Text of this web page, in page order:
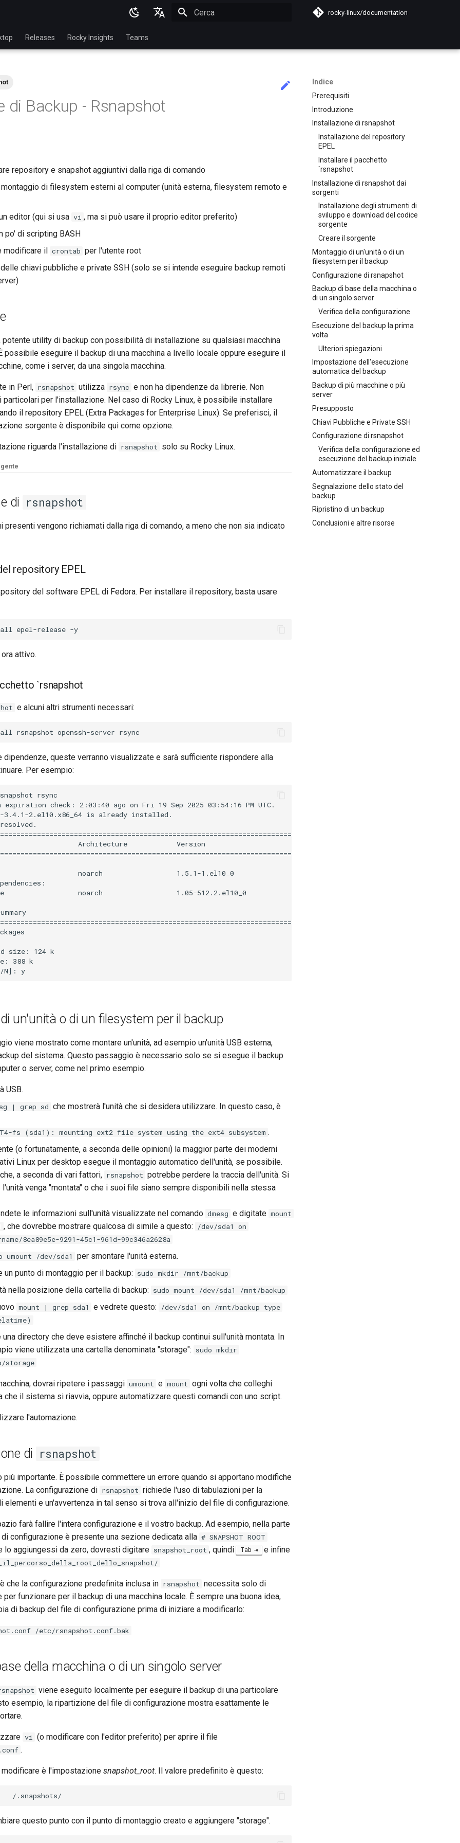
English
Español
한국어
简体中文
rocky-linux/documentation
Releases Rocky Insights Teams
Indice
Prerequisiti
Introduzione
Installazione di rsnapshot
Installazione del repository
EPEL
Installare il pacchetto
`rsnapshot
Installazione di rsnapshot dai
sorgenti
Installazione degli strumenti di
sviluppo e download del codice
sorgente
Creare il sorgente
Montaggio di un'unità o di un
filesystem per il backup
Configurazione di rsnapshot
Backup di base della macchina o
di un singolo server
Verifica della configurazione
Esecuzione del backup la prima
volta
Ulteriori spiegazioni
Impostazione dell'esecuzione
automatica del backup
Backup di più macchine o più
server
Presupposto
Chiavi Pubbliche e Private SSH
Configurazione di rsnapshot
Verifica della configurazione ed
esecuzione del backup iniziale
Automatizzare il backup
Segnalazione dello stato del
backup
Ripristino di un backup
Conclusioni e altre risorse
di Backup - Rsnapshot
repository e snapshot aggiuntivi dalla riga di comando
di filesystem esterni al computer (unità esterna, filesystem remoto e
editor (qui si usa vi , ma si può usare il proprio editor preferito)
po' di scripting BASH
modificare il crontab per l'utente root
chiavi pubbliche e private SSH (solo se si intende eseguire backup remoti
potente utility di backup con possibilità di installazione su qualsiasi macchina
possibile eseguire il backup di una macchina a livello locale oppure eseguire il
come i server, da una singola macchina.
in Perl, rsnapshot utilizza rsync e non ha dipendenze da librerie. Non
per l'installazione. Nel caso di Rocky Linux, è possibile installare
il repository EPEL (Extra Packages for Enterprise Linux). Se preferisci, il
sorgente è disponibile qui come opzione.
riguarda l'installazione di rsnapshot solo su Rocky Linux.
di rsnapshot
presenti vengono richiamati dalla riga di comando, a meno che non sia indicato
repository EPEL
del software EPEL di Fedora. Per installare il repository, basta usare
attivo.
`rsnapshot
e alcuni altri strumenti necessari:
dipendenze, queste verranno visualizzate e sarà sufficiente rispondere alla
Per esempio:
rsync
expiration check: 2:03:40 ago on Fri 19 Sep 2025 03:54:16 PM UTC.
3.4.1-2.el10.x86_64 is already installed.
Architecture            Version                             Repository                  Size
noarch                  1.5.1-1.el10_0                      epel                       112 k
noarch                  1.05-512.2.el10_0                   appstream                   12 k
size: 124 k
388 k
un'unità o di un filesystem per il backup
viene mostrato come montare un'unità, ad esempio un'unità USB esterna,
del sistema. Questo passaggio è necessario solo se si esegue il backup
o server, come nel primo esempio.
USB.
| grep sd che mostrerà l'unità che si desidera utilizzare. In questo caso, è
fs (sda1): mounting ext2 file system using the ext4 subsystem .
(o fortunatamente, a seconda delle opinioni) la maggior parte dei moderni
Linux per desktop esegue il montaggio automatico dell'unità, se possibile.
a seconda di vari fattori, rsnapshot potrebbe perdere la traccia dell'unità. Si
venga "montata" o che i suoi file siano sempre disponibili nella stessa
le informazioni sull'unità visualizzate nel comando dmesg e digitate mount
, che dovrebbe mostrare qualcosa di simile a questo:
/dev/sda1 on
8ea89e5e-9291-45c1-961d-99c346a2628a
umount /dev/sda1
per smontare l'unità esterna.
un punto di montaggio per il backup: sudo mkdir /mnt/backup
nella posizione della cartella di backup: sudo mount /dev/sda1 /mnt/backup
mount | grep sda1 e vedrete questo:
/dev/sda1 on /mnt/backup type
una directory che deve esistere affinché il backup continui sull'unità montata. In
viene utilizzata una cartella denominata "storage": sudo mkdir
storage
dovrai ripetere i passaggi umount e mount ogni volta che colleghi
che il sistema si riavvia, oppure automatizzare questi comandi con uno script.
l'automazione.
di rsnapshot
più importante. È possibile commettere un errore quando si apportano modifiche
La configurazione di rsnapshot richiede l'uso di tabulazioni per la
elementi e un'avvertenza in tal senso si trova all'inizio del file di configurazione.
farà fallire l'intera configurazione e il vostro backup. Ad esempio, nella parte
configurazione è presente una sezione dedicata alla # SNAPSHOT ROOT
lo aggiungessi da zero, dovresti digitare snapshot_root , quindi Tab e infine
che la configurazione predefinita inclusa in rsnapshot necessita solo di
funzionare per il backup di una macchina locale. È sempre una buona idea,
di backup del file di configurazione prima di iniziare a modificarlo:
/etc/rsnapshot.conf.bak
della macchina o di un singolo server
viene eseguito localmente per eseguire il backup di una particolare
esempio, la ripartizione del file di configurazione mostra esattamente le
vi (o modificare con l'editor preferito) per aprire il file
.
modificare è l'impostazione snapshot_root. Il valore predefinito è questo:
questo punto con il punto di montaggio creato e aggiungere "storage".